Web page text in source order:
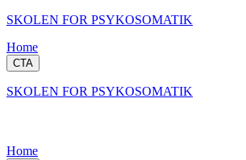
SKOLEN FOR PSYKOSOMATIK
Home
CTA
SKOLEN FOR PSYKOSOMATIK
Home